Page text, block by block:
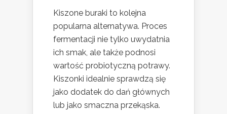
Kiszone buraki to kolejna
popularna alternatywa. Proces
fermentacji nie tylko uwydatnia
ich smak, ale także podnosi
wartość probiotyczną potrawy.
Kiszonki idealnie sprawdzą się
jako dodatek do dań głównych
lub jako smaczna przekąska.